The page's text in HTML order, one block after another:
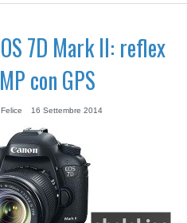
7D Mark II: reflex
con GPS
16 Settembre 2014